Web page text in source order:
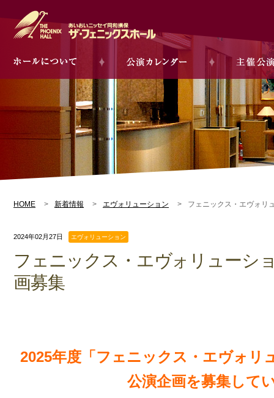
HOME 新着情報 エヴォリューション フェニックス・エヴォリ
2024年02月27日 エヴォリューション
フェニックス・エヴォリューシ
画募集
2025年度「フェニックス・エヴォリ
公演企画を募集して